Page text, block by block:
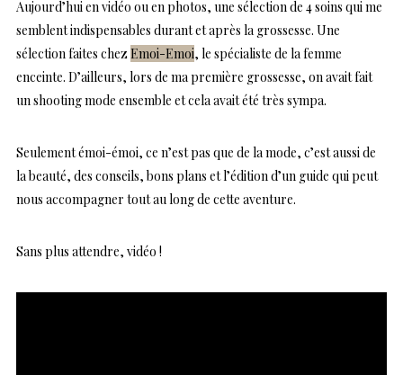
Aujourd’hui en vidéo ou en photos, une sélection de 4 soins qui me
semblent indispensables durant et après la grossesse. Une
sélection faites chezEmoi-Emoi, le spécialiste de la femme
enceinte. D’ailleurs, lors de ma première grossesse, on avait fait
un shooting mode ensemble et cela avait été très sympa.
Seulement émoi-émoi, ce n’est pas que de la mode, c’est aussi de
la beauté, des conseils, bons plans et l’édition d’un guide qui peut
nous accompagner tout au long de cette aventure.
Sans plus attendre, vidéo !